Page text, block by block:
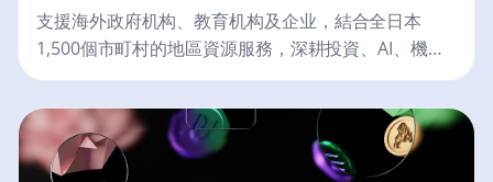
支援海外政府机构、教育机构及企业，結合全日本
1,500個市町村的地區資源服務，深耕投資、AI、機械
人及高科技產業領域，提供市調到政策諮詢的全方位
商務對接與隨行服務，助您精準掌握日本市場先機